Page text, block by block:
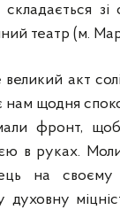
театр (м.
акт
нам щодня
фронт,
в руках.
на